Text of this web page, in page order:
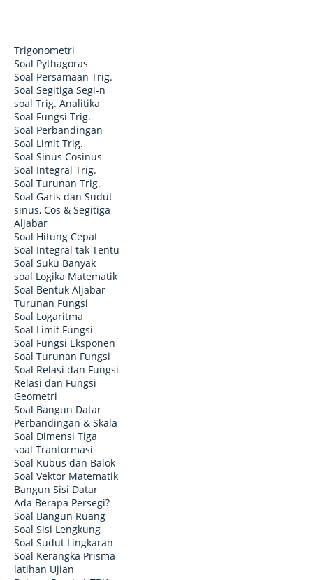
Trigonometri
Soal Pythagoras
Soal Persamaan Trig.
Soal Segitiga Segi-n
soal Trig. Analitika
Soal Fungsi Trig.
Soal Perbandingan
Soal Limit Trig.
Soal Sinus Cosinus
Soal Integral Trig.
Soal Turunan Trig.
Soal Garis dan Sudut
sinus, Cos & Segitiga
Aljabar
Soal Hitung Cepat
Soal Integral tak Tentu
Soal Suku Banyak
soal Logika Matematik
Soal Bentuk Aljabar
Turunan Fungsi
Soal Logaritma
Soal Limit Fungsi
Soal Fungsi Eksponen
Soal Turunan Fungsi
Soal Relasi dan Fungsi
Relasi dan Fungsi
Geometri
Soal Bangun Datar
Perbandingan & Skala
Soal Dimensi Tiga
soal Tranformasi
Soal Kubus dan Balok
Soal Vektor Matematik
Bangun Sisi Datar
Ada Berapa Persegi?
Soal Bangun Ruang
Soal Sisi Lengkung
Soal Sudut Lingkaran
Soal Kerangka Prisma
latihan Ujian